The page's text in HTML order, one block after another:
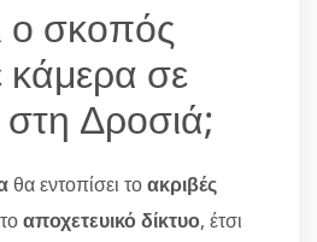
ο σκοπός
κάμερα σε
Δροσιά;
θα εντοπίσει τοακριβές
αποχετευικό δίκτυο, έτσι